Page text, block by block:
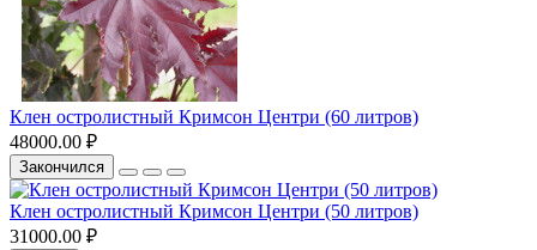
Клен остролистный Кримсон Центри (60 литров)
48000.00 ₽
Закончился
Клен остролистный Кримсон Центри (50 литров)
31000.00 ₽